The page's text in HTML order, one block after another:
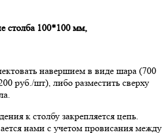
столба 100*100 мм,
навершием в виде шара (700
руб./шт), либо разместить сверху
к столбу закрепляется цепь.
нами с учетом провисания между